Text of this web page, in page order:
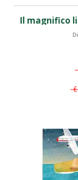
Il magnifico
€